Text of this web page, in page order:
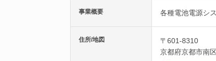
事業概要 各種電池電源シ
住所/地図
〒601-8310
京都府京都市南